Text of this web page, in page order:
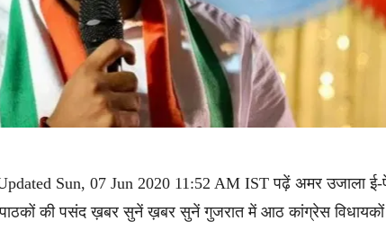
Sun, 07 Jun 2020 11:52 AM IST पढ़ें अमर उजाला ई-
पाठकों की पसंद ख़बर सुनें ख़बर सुनें गुजरात में आठ कांग्रेस